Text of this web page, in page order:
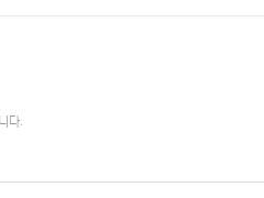
다.